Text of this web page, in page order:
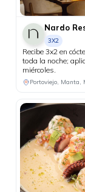
Nardo
3X2
Recibe 3x2 en
toda la noche;
miércoles.